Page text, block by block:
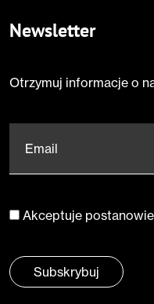
Newsletter
Otrzymuj informacje o
Email
Zgoda*
Akceptuje
Subskrybuj